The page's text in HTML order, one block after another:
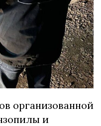
организованной
и